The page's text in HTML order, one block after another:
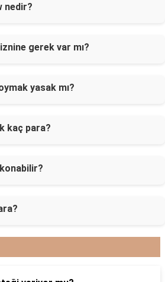
nedir?
gerek var mı?
yasak mı?
kaç para?